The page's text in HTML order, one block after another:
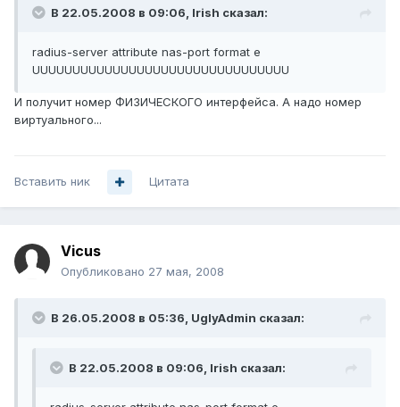
В 22.05.2008 в 09:06, Irish сказал:
radius-server attribute nas-port format e
UUUUUUUUUUUUUUUUUUUUUUUUUUUUUUUU
И получит номер ФИЗИЧЕСКОГО интерфейса. А надо номер
виртуального...
Вставить ник Цитата
Vicus
Опубликовано 27 мая, 2008
В 26.05.2008 в 05:36, UglyAdmin сказал:
В 22.05.2008 в 09:06, Irish сказал: